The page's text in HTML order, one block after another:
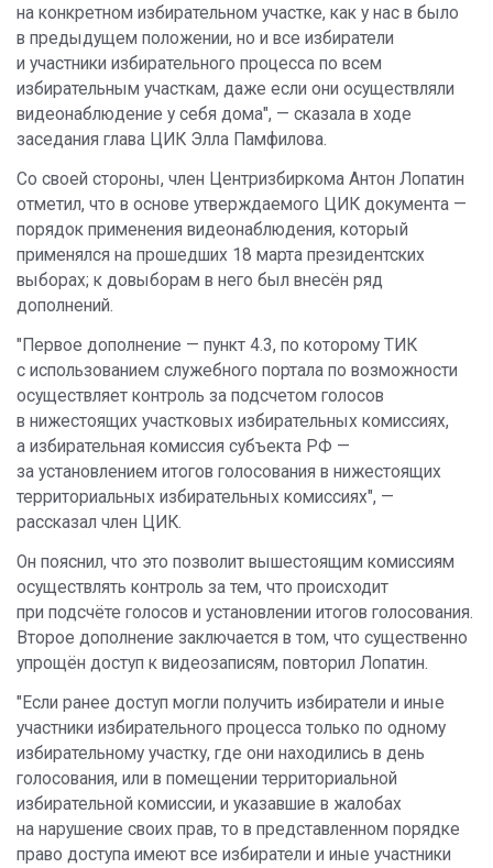
на конкретном избирательном участке, как у нас в было
в предыдущем положении, но и все избиратели
и участники избирательного процесса по всем
избирательным участкам, даже если они осуществляли
видеонаблюдение у себя дома", — сказала в ходе
заседания глава ЦИК Элла Памфилова.
Со своей стороны, член Центризбиркома Антон Лопатин
отметил, что в основе утверждаемого ЦИК документа —
порядок применения видеонаблюдения, который
применялся на прошедших 18 марта президентских
выборах; к довыборам в него был внесён ряд
дополнений.
"Первое дополнение — пункт 4.3, по которому ТИК
с использованием служебного портала по возможности
осуществляет контроль за подсчетом голосов
в нижестоящих участковых избирательных комиссиях,
а избирательная комиссия субъекта РФ —
за установлением итогов голосования в нижестоящих
территориальных избирательных комиссиях", —
рассказал член ЦИК.
Он пояснил, что это позволит вышестоящим комиссиям
осуществлять контроль за тем, что происходит
при подсчёте голосов и установлении итогов голосования.
Второе дополнение заключается в том, что существенно
упрощён доступ к видеозаписям, повторил Лопатин.
"Если ранее доступ могли получить избиратели и иные
участники избирательного процесса только по одному
избирательному участку, где они находились в день
голосования, или в помещении территориальной
избирательной комиссии, и указавшие в жалобах
на нарушение своих прав, то в представленном порядке
право доступа имеют все избиратели и иные участники